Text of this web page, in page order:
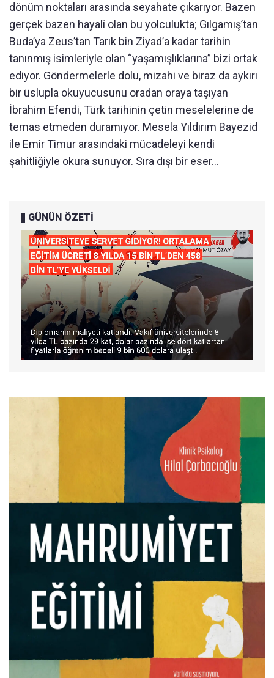
dönüm noktaları arasında seyahate çıkarıyor. Bazen
gerçek bazen hayalî olan bu yolculukta; Gılgamış’tan
Buda’ya Zeus’tan Tarık bin Ziyad’a kadar tarihin
tanınmış isimleriyle olan “yaşamışlıklarına” bizi ortak
ediyor. Göndermelerle dolu, mizahi ve biraz da aykırı
bir üslupla okuyucusunu oradan oraya taşıyan
İbrahim Efendi, Türk tarihinin çetin meselelerine de
temas etmeden duramıyor. Mesela Yıldırım Bayezid
ile Emir Timur arasındaki mücadeleyi kendi
şahitliğiyle okura sunuyor. Sıra dışı bir eser…
GÜNÜN ÖZETİ